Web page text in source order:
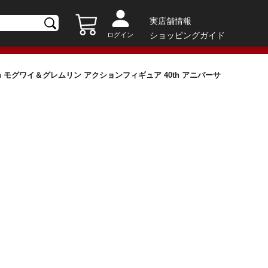
ログイン
実店舗情報
ショッピングガイド
グワイ＆グレムリン アクションフィギュア 40th アニバーサ